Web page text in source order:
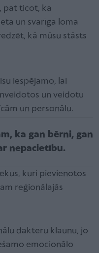
pat ticot, ka
un svarīga loma
kā mūsu stāsts
iespējamo, lai
un veidotu
un personālu.
ka gan bērni, gan
nepacietību.
kuri pievienotos
reģionālajās
dakteru klaunu, jo
emocionālo